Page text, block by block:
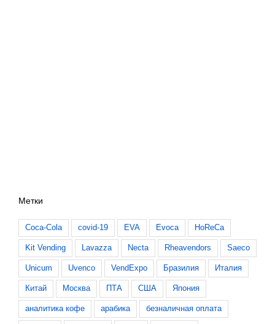
Метки
Coca-Cola covid-19 EVA Evoca HoReCa
Kit Vending Lavazza Necta Rheavendors Saeco
Unicum Uvenco VendExpo Бразилия Италия
Китай Москва ПТА США Япония
аналитика кофе арабика безналичная оплата